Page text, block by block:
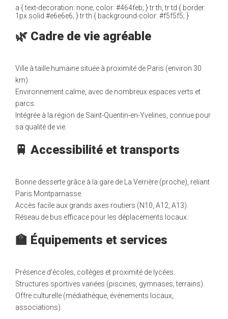
a { text-decoration: none; color: #464feb; } tr th, tr td { border:
1px solid #e6e6e6; } tr th { background-color: #f5f5f5; }
🌿 Cadre de vie agréable
Ville à taille humaine située à proximité de Paris (environ 30
km).
Environnement calme, avec de nombreux espaces verts et
parcs.
Intégrée à la région de Saint-Quentin-en-Yvelines, connue pour
sa qualité de vie.
🚆 Accessibilité et transports
Bonne desserte grâce à la gare de La Verrière (proche), reliant
Paris Montparnasse.
Accès facile aux grands axes routiers (N10, A12, A13).
Réseau de bus efficace pour les déplacements locaux.
🏫 Équipements et services
Présence d’écoles, collèges et proximité de lycées.
Structures sportives variées (piscines, gymnases, terrains).
Offre culturelle (médiathèque, événements locaux,
associations).